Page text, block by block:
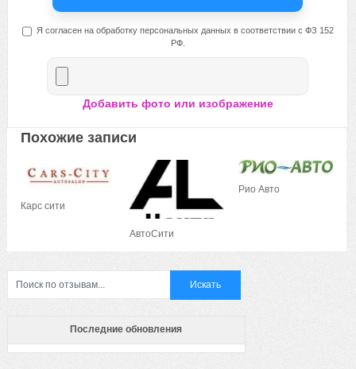
Я согласен на обработку персональных данных в соответствии с ФЗ 152
РФ.
Добавить фото или изображение
Похожие записи
Карс сити
АвтоСити
Рио Авто
Последние обновления